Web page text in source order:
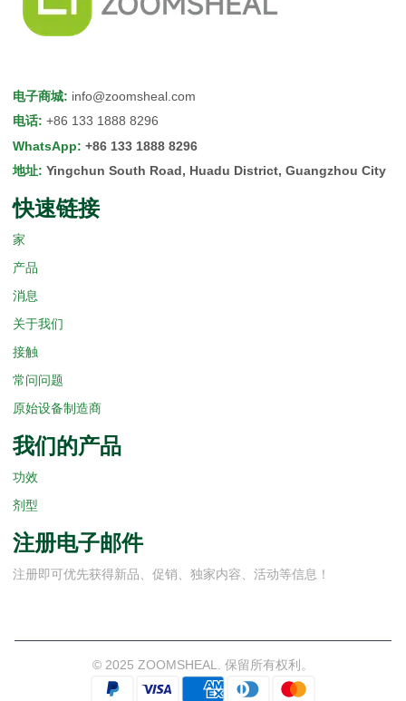
电子商城: info@zoomsheal.com
电话: +86 133 1888 8296
WhatsApp: +86 133 1888 8296
地址: Yingchun South Road, Huadu District, Guangzhou City
快速链接
家
产品
消息
关于我们
接触
常问问题
原始设备制造商
我们的产品
功效
剂型
注册电子邮件
注册即可优先获得新品、促销、独家内容、活动等信息！
© 2025 ZOOMSHEAL. 保留所有权利。